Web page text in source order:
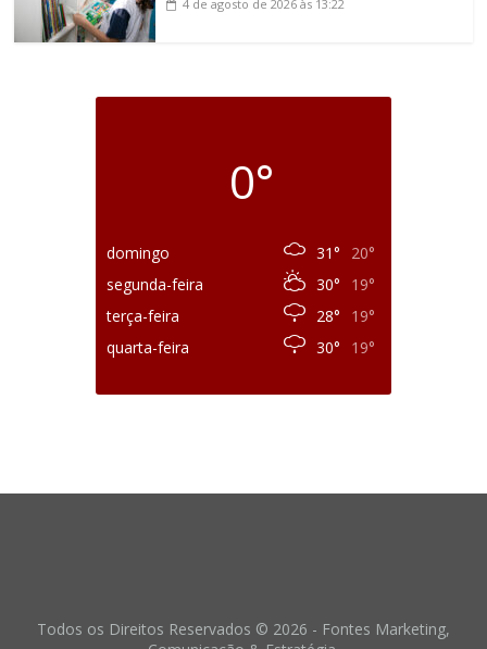
4 de agosto de 2026 às 13:22
0°
domingo 31°
20°
segunda-feira
30°
19°
terça-feira
28°
19°
quarta-feira
30° 19°
Todos os Direitos Reservados © 2026 - Fontes Marketing,